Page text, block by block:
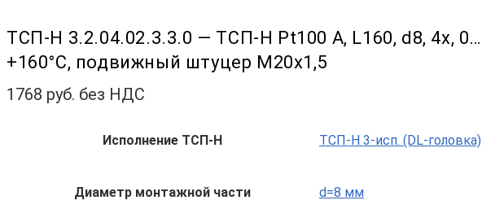
ТСП-Н 3.2.04.02.3.3.0 — ТСП-Н Pt100 A, L160, d8, 4х, 0…
+160°С, подвижный штуцер М20х1,5
1768 руб. без НДС
Исполнение ТСП-Н ТСП-Н 3-исп. (DL-головка)
Диаметр монтажной части d=8 мм